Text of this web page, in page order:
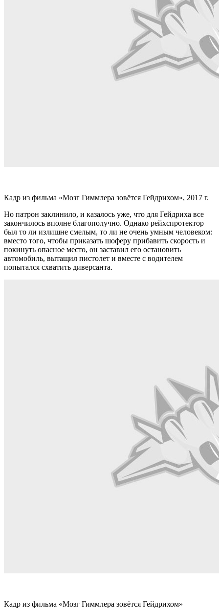
Кадр из фильма «Мозг Гиммлера зовётся Гейдрихом», 2017 г.
Но патрон заклинило, и казалось уже, что для Гейдриха все
закончилось вполне благополучно. Однако рейхспротектор
был то ли излишне смелым, то ли не очень умным человеком:
вместо того, чтобы приказать шоферу прибавить скорость и
покинуть опасное место, он заставил его остановить
автомобиль, вытащил пистолет и вместе с водителем
попытался схватить диверсанта.
Кадр из фильма «Мозг Гиммлера зовётся Гейдрихом»